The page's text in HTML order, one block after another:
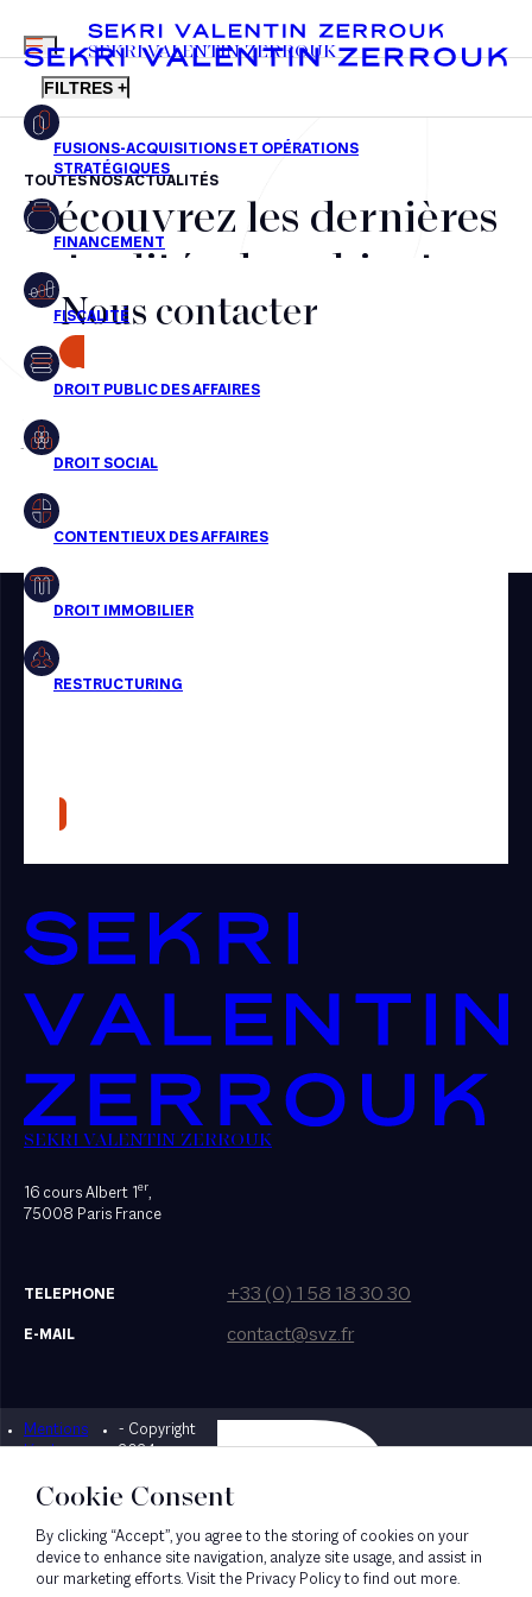
FR EN
MENU
SEKRI VALENTIN ZERROUK
FILTRES +
Fusions-acquisitions et opérations stratégiques
Financement
Fiscalité
Droit public des affaires
Droit social
Droit immobilier
Restructuring
Presse
TOUTES NOS ACTUALITÉS
Découvrez les dernières
actualités du cabinet,
nos récompenses et nos
transactions, jour après
jour
Aucun résultats pour cette recherche
Nous contacter
SEKRI VALENTIN ZERROUK
16 cours Albert 1er,
75008 Paris France
TELEPHONE +33 (0) 1 58 18 30 30
E-MAIL contact@svz.fr
Mentions
légales
- Copyright
2024
Designed by Bonhomme
Cookie Consent
By clicking “Accept”, you agree to the storing of cookies on your
device to enhance site navigation, analyze site usage, and assist in
our marketing efforts. Visit the Privacy Policy to find out more.